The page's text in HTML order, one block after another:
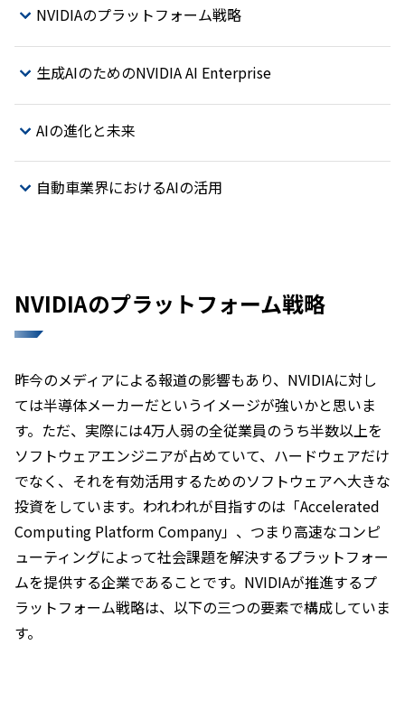
NVIDIAのプラットフォーム戦略
生成AIのためのNVIDIA AI Enterprise
AIの進化と未来
自動車業界におけるAIの活用
NVIDIAのプラットフォーム戦略
昨今のメディアによる報道の影響もあり、NVIDIAに対し
ては半導体メーカーだというイメージが強いかと思いま
す。ただ、実際には4万人弱の全従業員のうち半数以上を
ソフトウェアエンジニアが占めていて、ハードウェアだけ
でなく、それを有効活用するためのソフトウェアへ大きな
投資をしています。われわれが目指すのは「Accelerated
Computing Platform Company」、つまり高速なコンピ
ューティングによって社会課題を解決するプラットフォー
ムを提供する企業であることです。NVIDIAが推進するプ
ラットフォーム戦略は、以下の三つの要素で構成していま
す。